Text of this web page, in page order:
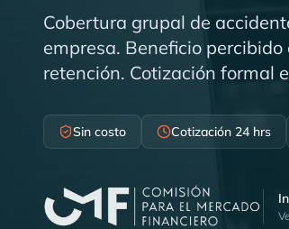
Cobertura grupal de
empresa. Beneficio
retención. Cotización formal
Sin costo Cotización 24 hrs